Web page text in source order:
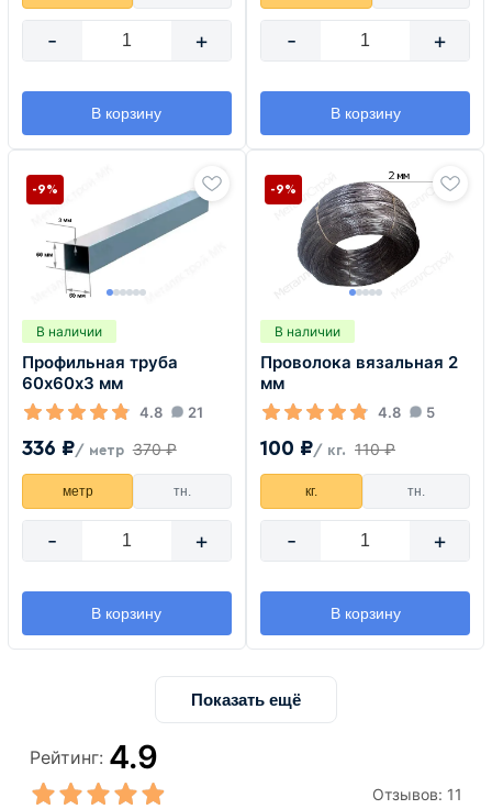
- +
В корзину
- +
В корзину
В наличии
Профильная труба
60х60х3 мм
4.8 21
336 ₽/ метр 370 ₽
-9%
метр тн.
- +
В корзину
В наличии
Проволока вязальная 2
мм
4.8 5
100 ₽/ кг. 110 ₽
-9%
кг. тн.
- +
В корзину
Показать ещё
Рейтинг: 4.9
Отзывов: 11